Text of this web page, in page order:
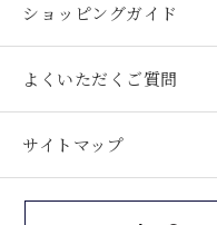
ショッピングガイド
よくいただくご質問
サイトマップ